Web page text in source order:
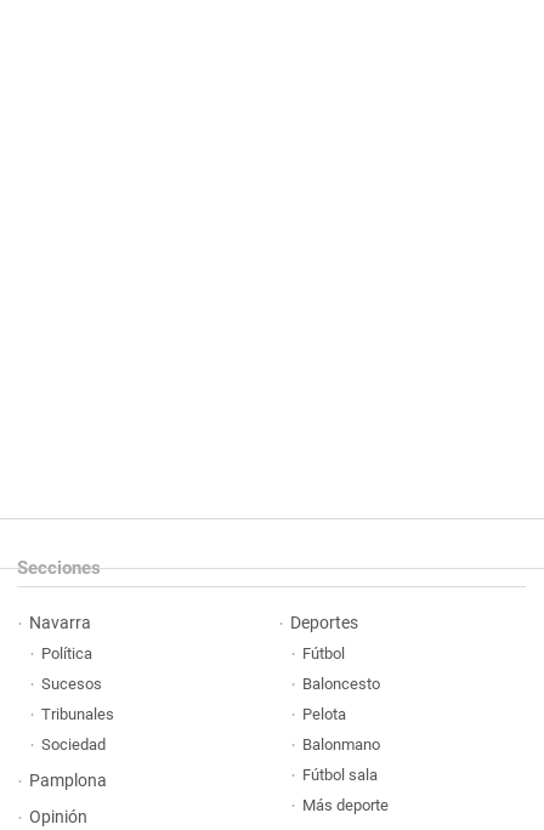
Secciones
Navarra
Política
Sucesos
Tribunales
Sociedad
Pamplona
Opinión
Deportes
Fútbol
Baloncesto
Pelota
Balonmano
Fútbol sala
Más deporte